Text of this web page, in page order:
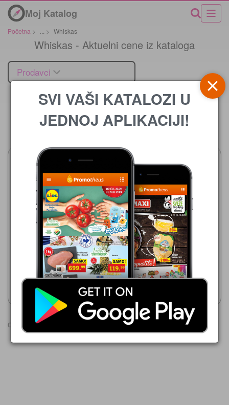
Moj Katalog
Početna > > Whiskas
Whiskas - Aktuelni cene iz kataloga
Prodavci
Cena
30.07.-12.08.2026
69,99 din
Whiskas kesica Pure Delight,
govedina, 85 g
Prikaži katalog
Gomex
05.08.-18.08.2026
199,99 din
Hrana za mačke Whiskas
300g
Oglasi
SVI VAŠI KATALOZI U
JEDNOJ APLIKACIJI!